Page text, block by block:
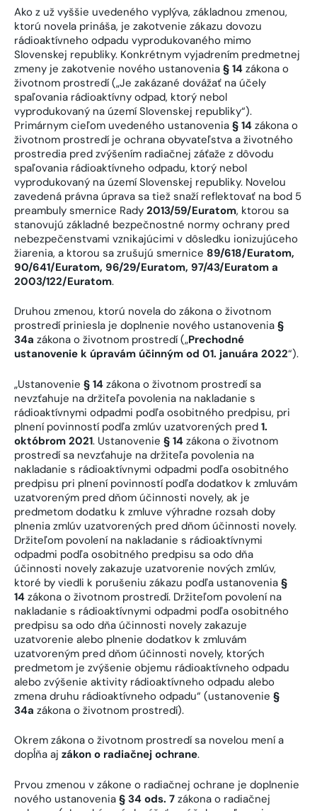
Ako z už vyššie uvedeného vyplýva, základnou zmenou,
ktorú novela prináša, je zakotvenie zákazu dovozu
rádioaktívneho odpadu vyprodukovaného mimo
Slovenskej republiky. Konkrétnym vyjadrením predmetnej
zmeny je zakotvenie nového ustanovenia § 14 zákona o
životnom prostredí („Je zakázané dovážať na účely
spaľovania rádioaktívny odpad, ktorý nebol
vyprodukovaný na území Slovenskej republiky“).
Primárnym cieľom uvedeného ustanovenia § 14 zákona o
životnom prostredí je ochrana obyvateľstva a životného
prostredia pred zvýšením radiačnej záťaže z dôvodu
spaľovania rádioaktívneho odpadu, ktorý nebol
vyprodukovaný na území Slovenskej republiky. Novelou
zavedená právna úprava sa tiež snaží reflektovať na bod 5
preambuly smernice Rady 2013/59/Euratom, ktorou sa
stanovujú základné bezpečnostné normy ochrany pred
nebezpečenstvami vznikajúcimi v dôsledku ionizujúceho
žiarenia, a ktorou sa zrušujú smernice 89/618/Euratom,
90/641/Euratom, 96/29/Euratom, 97/43/Euratom a
2003/122/Euratom.
Druhou zmenou, ktorú novela do zákona o životnom
prostredí priniesla je doplnenie nového ustanovenia §
34a zákona o životnom prostredí („Prechodné
ustanovenie k úpravám účinným od 01. januára 2022“).
„Ustanovenie § 14 zákona o životnom prostredí sa
nevzťahuje na držiteľa povolenia na nakladanie s
rádioaktívnymi odpadmi podľa osobitného predpisu, pri
plnení povinností podľa zmlúv uzatvorených pred 1.
októbrom 2021. Ustanovenie § 14 zákona o životnom
prostredí sa nevzťahuje na držiteľa povolenia na
nakladanie s rádioaktívnymi odpadmi podľa osobitného
predpisu pri plnení povinností podľa dodatkov k zmluvám
uzatvoreným pred dňom účinnosti novely, ak je
predmetom dodatku k zmluve výhradne rozsah doby
plnenia zmlúv uzatvorených pred dňom účinnosti novely.
Držiteľom povolení na nakladanie s rádioaktívnymi
odpadmi podľa osobitného predpisu sa odo dňa
účinnosti novely zakazuje uzatvorenie nových zmlúv,
ktoré by viedli k porušeniu zákazu podľa ustanovenia §
14 zákona o životnom prostredí. Držiteľom povolení na
nakladanie s rádioaktívnymi odpadmi podľa osobitného
predpisu sa odo dňa účinnosti novely zakazuje
uzatvorenie alebo plnenie dodatkov k zmluvám
uzatvoreným pred dňom účinnosti novely, ktorých
predmetom je zvýšenie objemu rádioaktívneho odpadu
alebo zvýšenie aktivity rádioaktívneho odpadu alebo
zmena druhu rádioaktívneho odpadu“ (ustanovenie §
34a zákona o životnom prostredí).
Okrem zákona o životnom prostredí sa novelou mení a
dopĺňa aj zákon o radiačnej ochrane.
Prvou zmenou v zákone o radiačnej ochrane je doplnenie
nového ustanovenia § 34 ods. 7 zákona o radiačnej